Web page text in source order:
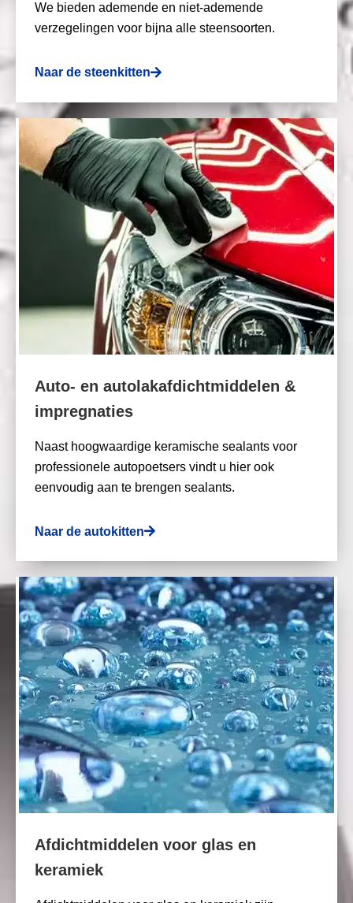
We bieden ademende en niet-ademende
verzegelingen voor bijna alle steensoorten.
Naar de steenkitten
Auto- en autolakafdichtmiddelen &
impregnaties
Naast hoogwaardige keramische sealants voor
professionele autopoetsers vindt u hier ook
eenvoudig aan te brengen sealants.
Naar de autokitten
Afdichtmiddelen voor glas en
keramiek